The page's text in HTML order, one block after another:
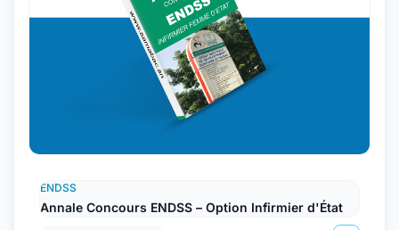
ENDSS
Annale Concours ENDSS – Option Infirmier d'État